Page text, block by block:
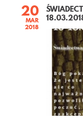
20
MAR
2018